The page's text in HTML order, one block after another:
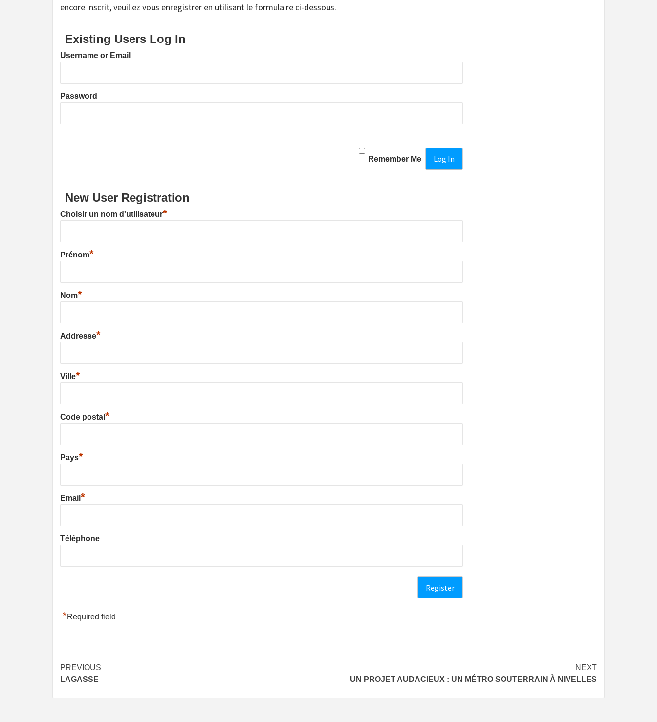
encore inscrit, veuillez vous enregistrer en utilisant le formulaire ci-dessous.
Existing Users Log In
Username or Email
Password
Remember Me
New User Registration
Choisir un nom d'utilisateur*
Prénom*
Nom*
Addresse*
Ville*
Code postal *
Pays*
Email *
Téléphone
*Required field
Post
navigation
PREVIOUS
LAGASSE
NEXT
UN PROJET AUDACIEUX : UN MÉTRO SOUTERRAIN À NIVELLES